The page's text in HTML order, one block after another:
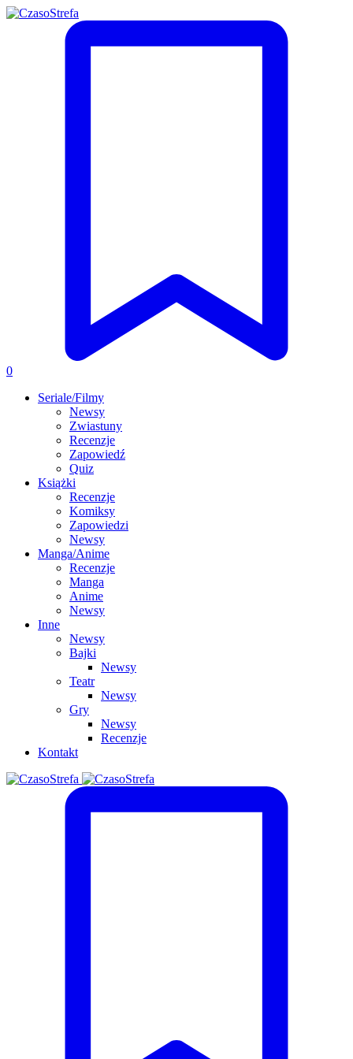
0
Seriale/Filmy
Newsy
Zwiastuny
Recenzje
Zapowiedź
Quiz
Książki
Recenzje
Komiksy
Zapowiedzi
Newsy
Manga/Anime
Recenzje
Manga
Anime
Newsy
Inne
Newsy
Bajki
Newsy
Teatr
Newsy
Gry
Newsy
Recenzje
Kontakt